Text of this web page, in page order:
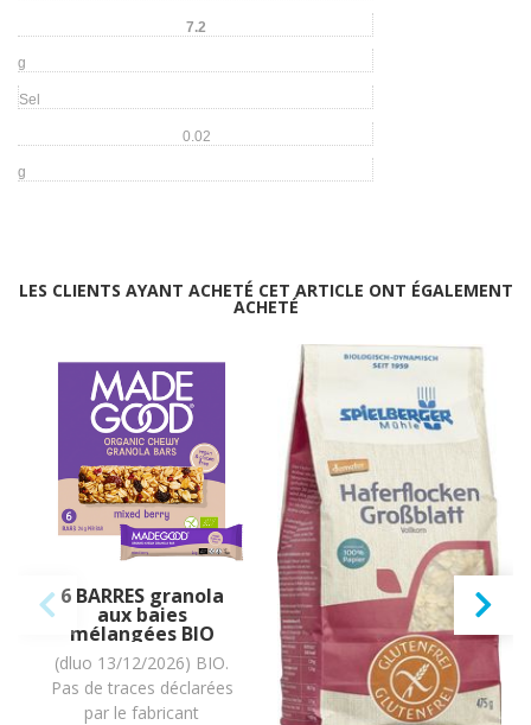
7.2
g
Sel
0.02
g
LES CLIENTS AYANT ACHETÉ CET ARTICLE ONT ÉGALEMENT
ACHETÉ
6 BARRES granola
aux baies
mélangées BIO
vegan sans les 9
allergènes majeurs
MadeGood : (6x24g)
= 144g
(dluo 13/12/2026) BIO.
Pas de traces déclarées
par le fabricant
FLOCONS d'AVOINE
complets (grandes
feuilles) BIO vegan
sans allergènes
Spielberger : 475g
(dluo 06/05/2027) BIO.
Sans les 14 allergènes
majeurs